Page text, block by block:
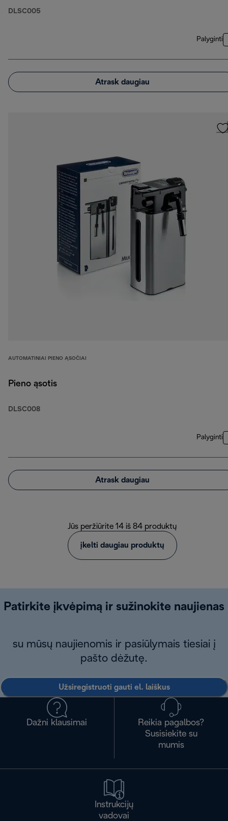
DLSC005
Palyginti
Atrask daugiau
AUTOMATINIAI PIENO ĄSOČIAI
Pieno ąsotis
DLSC008
Palyginti
Atrask daugiau
Jūs peržiūrite 14 iš 84 produktų
įkelti daugiau produktų
Patirkite įkvėpimą ir sužinokite naujienas
su mūsų naujienomis ir pasiūlymais tiesiai į
pašto dėžutę.
Užsiregistruoti gauti el. laiškus
Dažni klausimai
Reikia pagalbos?
Susisiekite su
mumis
Instrukcijų
vadovai